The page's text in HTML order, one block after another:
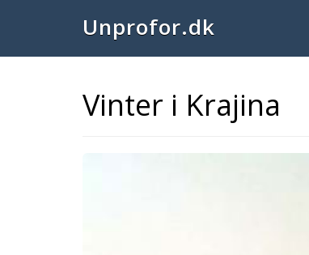
Unprofor.dk
Vinter i Krajina